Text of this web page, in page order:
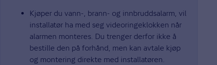
Kjøper du vann-, brann- og innbruddsalarm, vil
installatør ha med seg videoringeklokken når
alarmen monteres. Du trenger derfor ikke å
bestille den på forhånd, men kan avtale kjøp
og montering direkte med installatøren.